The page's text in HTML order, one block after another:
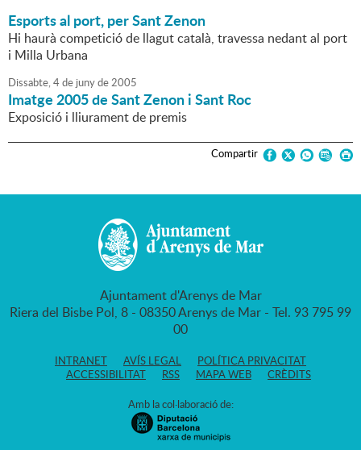
Esports al port, per Sant Zenon
Hi haurà competició de llagut català, travessa nedant al port
i Milla Urbana
Dissabte,4de junyde2005
Imatge 2005 de Sant Zenon i Sant Roc
Exposició i lliurament de premis
Compartir
Ajuntament d'Arenys de Mar
Riera del Bisbe Pol, 8 - 08350 Arenys de Mar - Tel. 93 795 99
00
INTRANET AVÍS LEGAL
POLÍTICA PRIVACITAT
ACCESSIBILITAT
RSS MAPA WEB CRÈDITS
Amb la col·laboració de: